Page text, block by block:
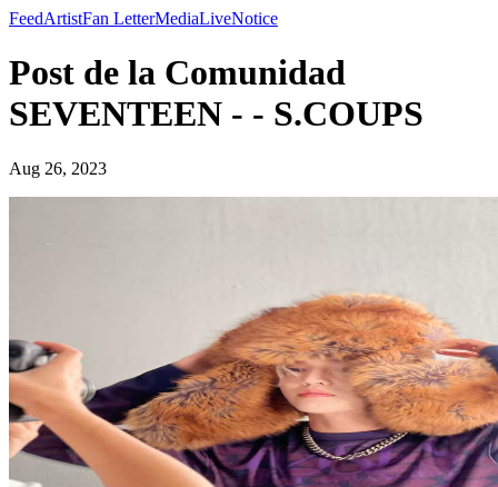
FeedArtistFan LetterMediaLiveNotice
Post de la Comunidad
SEVENTEEN - - S.COUPS
Aug 26, 2023